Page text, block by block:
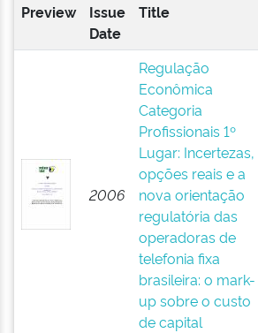
Preview
Issue
Date
Title
2006
Regulação
Econômica
Categoria
Profissionais 1º
Lugar: Incertezas,
opções reais e a
nova orientação
regulatória das
operadoras de
telefonia fixa
brasileira: o mark-
up sobre o custo
de capital